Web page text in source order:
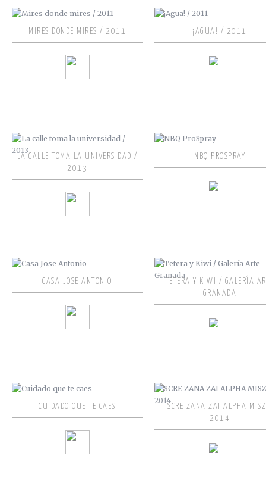
MIRES DONDE MIRES / 2011 ¡AGUA! / 2011
LA CALLE TOMA LA UNIVERSIDAD /
2013
NBQ PROSPRAY
CASA JOSE ANTONIO
TETERA Y KIWI / GALERÍA
GRANADA
CUIDADO QUE TE CAES
SCRE ZANA ZAI ALPHA
2014